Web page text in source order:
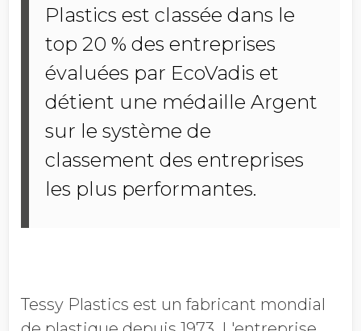
Plastics est classée dans le
top 20 % des entreprises
évaluées par EcoVadis et
détient une médaille Argent
sur le système de
classement des entreprises
les plus performantes.
Tessy Plastics est un fabricant mondial